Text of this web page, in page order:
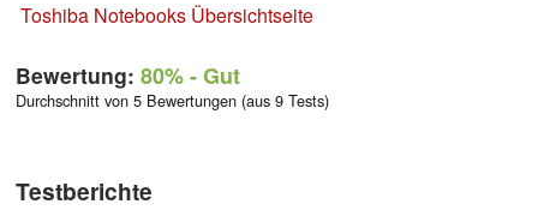
Toshiba Notebooks Übersichtseite
Bewertung: 80%- Gut
Durchschnitt von 5 Bewertungen (aus 9 Tests)
Testberichte